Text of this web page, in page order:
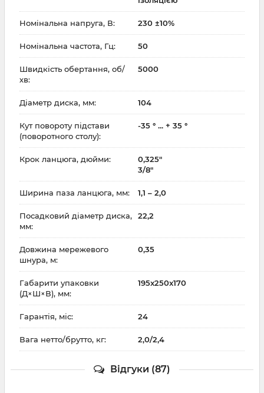
Номінальна напруга, В: 230 ±10%
Номінальна частота, Гц: 50
Швидкість обертання, об/
хв:
5000
Діаметр диска, мм: 104
Кут повороту підстави
(поворотного столу):
-35 ° ... + 35 °
Крок ланцюга, дюйми:
0,325"
3/8"
Ширина паза ланцюга, мм: 1,1 – 2,0
Посадковий діаметр диска,
мм:
22,2
Довжина мережевого
шнура, м:
0,35
Габарити упаковки
(Д×Ш×В), мм:
195x250x170
Гарантія, міс: 24
Вага нетто/брутто, кг: 2,0/2,4
Відгуки (87)